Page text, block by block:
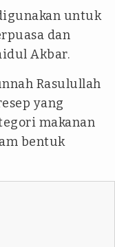
untuk
dan
Akbar.
Rasulullah
yang
makanan
bentuk